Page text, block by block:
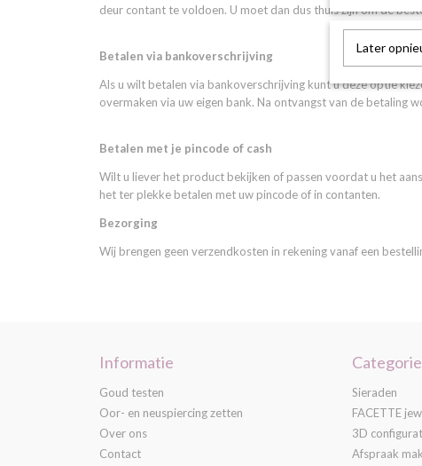
deur contant te voldoen. U moet dan dus thuis zijn om de
Betalen via bankoverschrijving
Als u wilt betalen via bankoverschrijving kunt u deze optie
overmaken via uw eigen bank. Na ontvangst van de betaling
Betalen met je pincode of cash
Wilt u liever het product bekijken of passen voordat u het
het ter plekke betalen met uw pincode of in contanten.
Bezorging
Wij brengen geen verzendkosten in rekening vanaf een
Informatie
Goud testen
Oor- en neuspiercing zetten
Over ons
Contact
Sieraden
FACETTE
3D
Afspraak
Later